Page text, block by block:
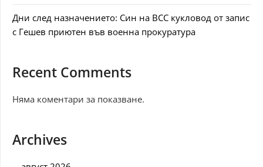
Дни след назначението: Син на ВСС кукловод от запис
с Гешев приютен във военна прокуратура
Recent Comments
Няма коментари за показване.
Archives